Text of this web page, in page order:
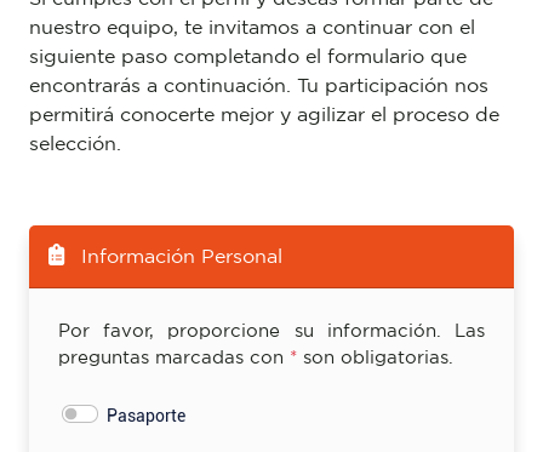
nuestro equipo, te invitamos a continuar con el
siguiente paso completando el formulario que
encontrarás a continuación. Tu participación nos
permitirá conocerte mejor y agilizar el proceso de
selección.
Información Personal
Por favor, proporcione su información. Las
preguntas marcadas con * son obligatorias.
Pasaporte